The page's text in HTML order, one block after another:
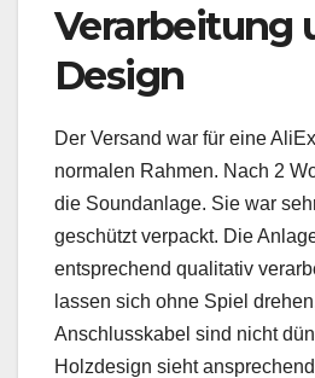
Verarbeitung
Design
Der Versand war für eine
normalen Rahmen. Nach 2
die Soundanlage. Sie war
geschützt verpackt. Die
entsprechend qualitativ
lassen sich ohne Spiel
Anschlusskabel sind nicht
Holzdesign sieht